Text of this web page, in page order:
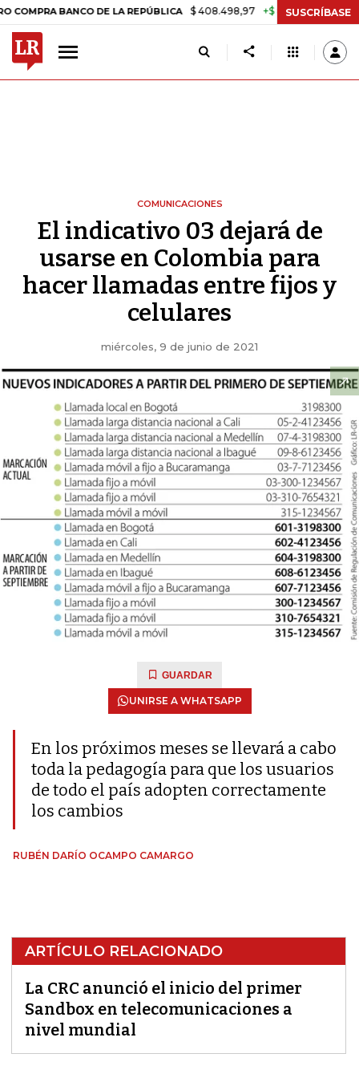
BANCO DE LA REPÚBLICA $ 408.498,97 +$ 8.753,81 +2,19%
SUSCRÍBASE
COMUNICACIONES
El indicativo 03 dejará de
usarse en Colombia para
hacer llamadas entre fijos y
celulares
miércoles, 9 de junio de 2021
GUARDAR
UNIRSE A WHATSAPP
En los próximos meses se llevará a cabo
toda la pedagogía para que los usuarios
de todo el país adopten correctamente
los cambios
RUBÉN DARÍO OCAMPO CAMARGO
ARTÍCULO RELACIONADO
La CRC anunció el inicio del primer
Sandbox en telecomunicaciones a
nivel mundial